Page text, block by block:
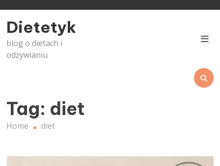
content
Dietetyk
blog o dietach i
odżywianiu
Tag: diet
Home diet